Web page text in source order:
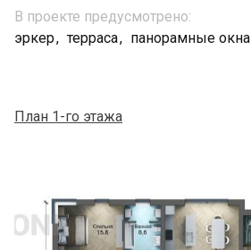
В проекте предусмотрено:
эркер
терраса панорамные окна
План 1-го этажа